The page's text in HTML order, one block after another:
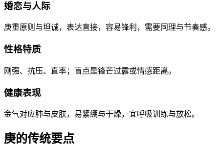
婚恋与人际
庚重原则与坦诚，表达直接，容易锋利，需要同理与节奏感。
性格特质
刚强、抗压、直率；盲点是锋芒过露或情感距离。
健康表现
金气对应肺与皮肤，易紧绷与干燥，宜呼吸训练与放松。
庚的传统要点